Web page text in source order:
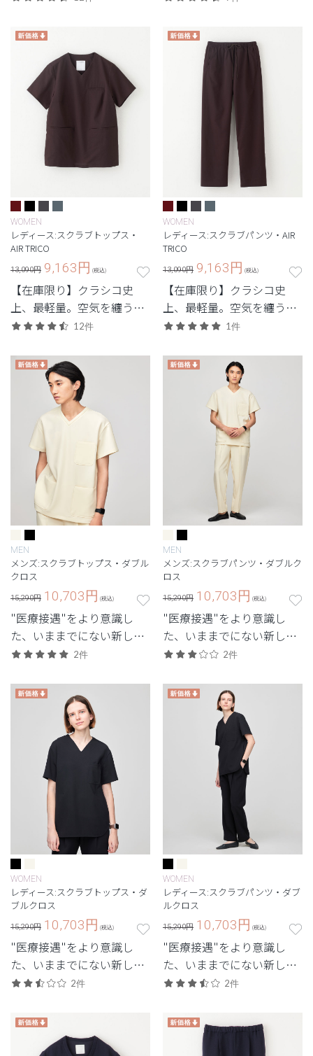
WOMEN
レディース:スクラブトップス・
AIR TRICO
13,090円 9,163円 (税込)
【在庫限り】クラシコ史
上、最軽量。空気を纏うよ
うなストレスフリーの着心
12件
WOMEN
レディース:スクラブパンツ・AIR
TRICO
13,090円 9,163円 (税込)
【在庫限り】クラシコ史
上、最軽量。空気を纏うよ
うなストレスフリーの着心
1件
MEN
メンズ:スクラブトップス・ダブル
クロス
15,290円 10,703円 (税込)
"医療接遇"をより意識し
た、いままでにない新しい
ユニフォーム。
2件
MEN
メンズ:スクラブパンツ・ダブルク
ロス
15,290円 10,703円 (税込)
"医療接遇"をより意識し
た、いままでにない新しい
ユニフォーム。
2件
WOMEN
レディース:スクラブトップス・ダ
ブルクロス
15,290円 10,703円 (税込)
"医療接遇"をより意識し
た、いままでにない新しい
ユニフォーム。
2件
WOMEN
レディース:スクラブパンツ・ダブ
ルクロス
15,290円 10,703円 (税込)
"医療接遇"をより意識し
た、いままでにない新しい
ユニフォーム。
2件